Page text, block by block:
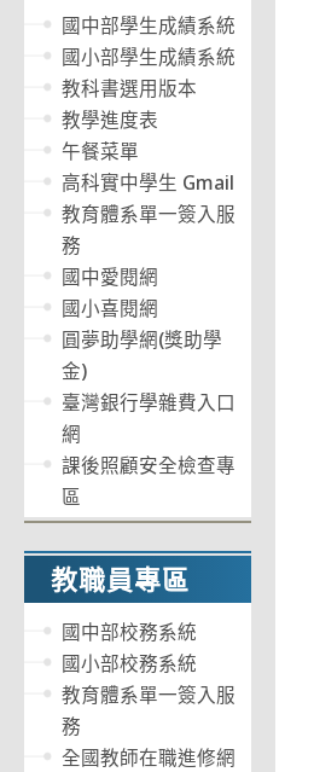
國中部學生成績系統
國小部學生成績系統
教科書選用版本
教學進度表
午餐菜單
高科實中學生 Gmail
教育體系單一簽入服
務
國中愛閱網
國小喜閱網
圓夢助學網(獎助學
金)
臺灣銀行學雜費入口
網
課後照顧安全檢查專
區
教職員專區
國中部校務系統
國小部校務系統
教育體系單一簽入服
務
全國教師在職進修網